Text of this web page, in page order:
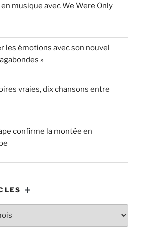
musique avec We Were Only
les émotions avec son nouvel
»
vraies, dix chansons entre
confirme la montée en